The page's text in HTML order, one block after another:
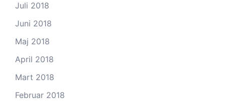
Juli 2018
Juni 2018
Maj 2018
April 2018
Mart 2018
Februar 2018